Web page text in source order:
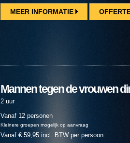
MEER INFORMATIE
Mannen tegen de vrouwen
2 uur
Vanaf 12 personen
Kleinere groepen mogelijk op aanvraag
Vanaf € 59,95 incl. BTW per persoon